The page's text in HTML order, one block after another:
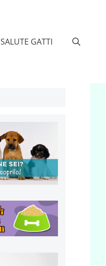
SALUTE GATTI